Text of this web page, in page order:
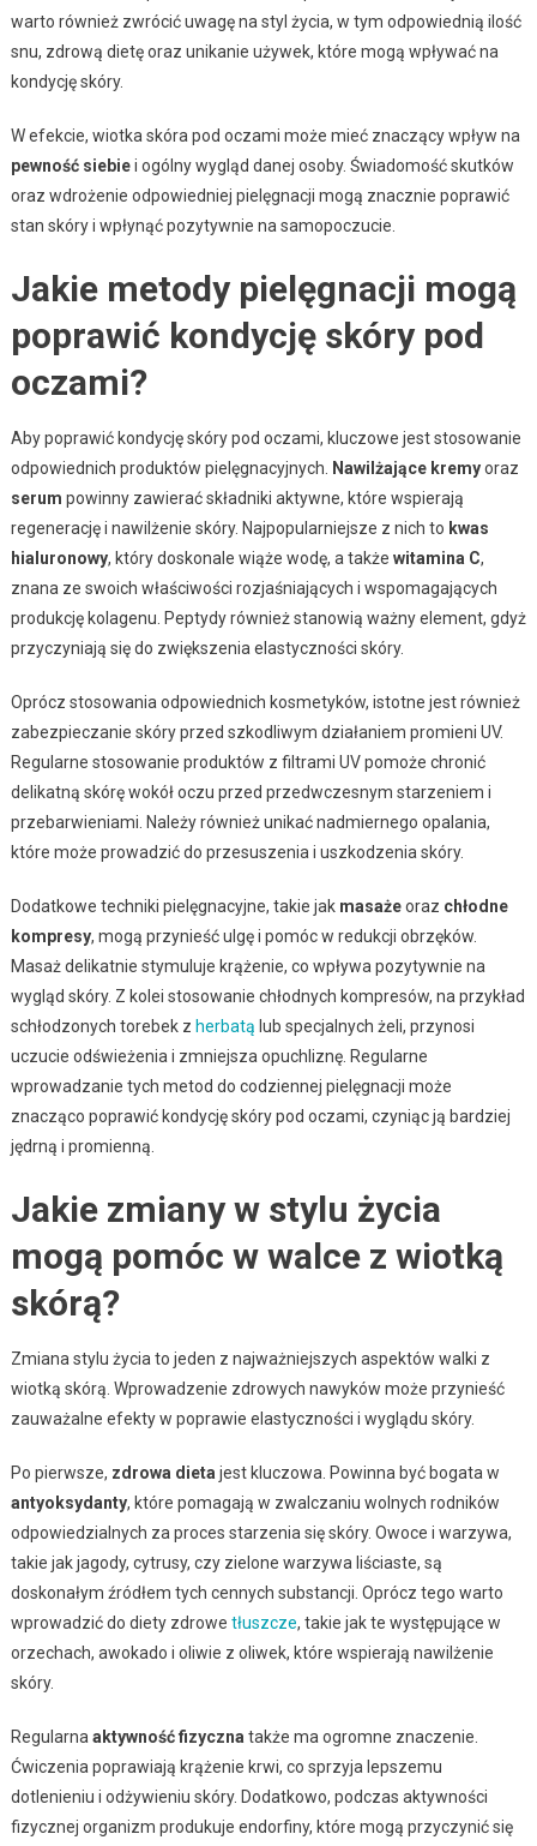
warto również zwrócić uwagę na styl życia, w tym odpowiednią ilość
snu, zdrową dietę oraz unikanie używek, które mogą wpływać na
kondycję skóry.
W efekcie, wiotka skóra pod oczami może mieć znaczący wpływ na
pewność siebiei ogólny wygląd danej osoby. Świadomość skutków
oraz wdrożenie odpowiedniej pielęgnacji mogą znacznie poprawić
stan skóry i wpłynąć pozytywnie na samopoczucie.
Jakie metody pielęgnacji mogą
poprawić kondycję skóry pod
oczami?
Aby poprawić kondycję skóry pod oczami, kluczowe jest stosowanie
odpowiednich produktów pielęgnacyjnych.
Nawilżające kremyoraz
serum powinny zawierać składniki aktywne, które wspierają
regenerację i nawilżenie skóry. Najpopularniejsze z nich to kwas
hialuronowy, który doskonale wiąże wodę, a także witamina C,
znana ze swoich właściwości rozjaśniających i wspomagających
produkcję kolagenu. Peptydy również stanowią ważny element, gdyż
przyczyniają się do zwiększenia elastyczności skóry.
Oprócz stosowania odpowiednich kosmetyków, istotne jest również
zabezpieczanie skóry przed szkodliwym działaniem promieni UV.
Regularne stosowanie produktów z filtrami UV pomoże chronić
delikatną skórę wokół oczu przed przedwczesnym starzeniem i
przebarwieniami. Należy również unikać nadmiernego opalania,
które może prowadzić do przesuszenia i uszkodzenia skóry.
Dodatkowe techniki pielęgnacyjne, takie jak masażeoraz chłodne
kompresy, mogą przynieść ulgę i pomóc w redukcji obrzęków.
Masaż delikatnie stymuluje krążenie, co wpływa pozytywnie na
wygląd skóry. Z kolei stosowanie chłodnych kompresów, na przykład
schłodzonych torebek z herbatą lub specjalnych żeli, przynosi
uczucie odświeżenia i zmniejsza opuchliznę. Regularne
wprowadzanie tych metod do codziennej pielęgnacji może
znacząco poprawić kondycję skóry pod oczami, czyniąc ją bardziej
jędrną i promienną.
Jakie zmiany w stylu życia
mogą pomóc w walce z wiotką
skórą?
Zmiana stylu życia to jeden z najważniejszych aspektów walki z
wiotką skórą. Wprowadzenie zdrowych nawyków może przynieść
zauważalne efekty w poprawie elastyczności i wyglądu skóry.
Po pierwsze, zdrowa dieta jest kluczowa. Powinna być bogata w
antyoksydanty, które pomagają w zwalczaniu wolnych rodników
odpowiedzialnych za proces starzenia się skóry. Owoce i warzywa,
takie jak jagody, cytrusy, czy zielone warzywa liściaste, są
doskonałym źródłem tych cennych substancji. Oprócz tego warto
wprowadzić do diety zdrowe tłuszcze, takie jak te występujące w
orzechach, awokado i oliwie z oliwek, które wspierają nawilżenie
skóry.
Regularna aktywność fizyczna także ma ogromne znaczenie.
Ćwiczenia poprawiają krążenie krwi, co sprzyja lepszemu
dotlenieniu i odżywieniu skóry. Dodatkowo, podczas aktywności
fizycznej organizm produkuje endorfiny, które mogą przyczynić się